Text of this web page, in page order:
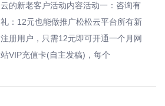
云的新老客户活动内容活动一：咨询有
礼：12元也能做推广松松云平台所有新
注册用户，只需12元即可开通一个月网
站VIP充值卡(自主发稿)，每个